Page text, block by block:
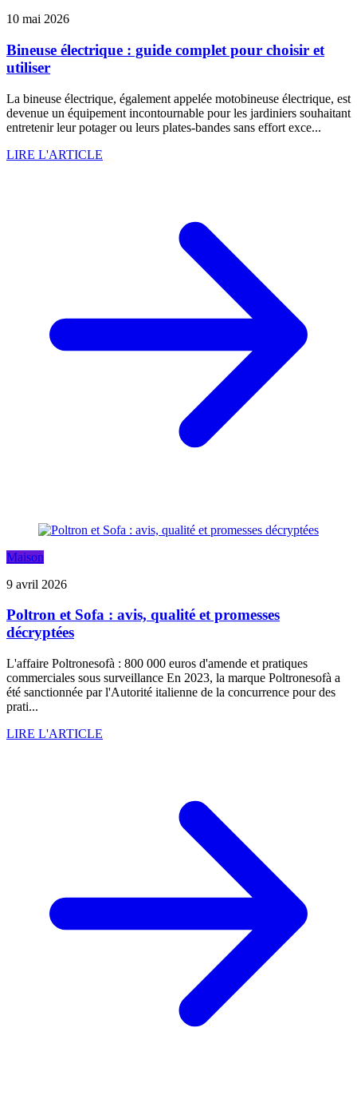
10 mai 2026
Bineuse électrique : guide complet pour choisir et
utiliser
La bineuse électrique, également appelée motobineuse électrique, est
devenue un équipement incontournable pour les jardiniers souhaitant
entretenir leur potager ou leurs plates-bandes sans effort exce...
LIRE L'ARTICLE
Maison
9 avril 2026
Poltron et Sofa : avis, qualité et promesses
décryptées
L'affaire Poltronesofà : 800 000 euros d'amende et pratiques
commerciales sous surveillance En 2023, la marque Poltronesofà a
été sanctionnée par l'Autorité italienne de la concurrence pour des
prati...
LIRE L'ARTICLE